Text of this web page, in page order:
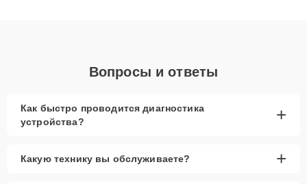
Вопросы и ответы
Как быстро проводится диагностика
устройства?
+
Какую технику вы обслуживаете? +